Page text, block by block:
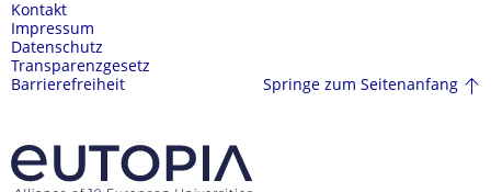
Kontakt
Impressum
Datenschutz
Transparenzgesetz
Barrierefreiheit
Springe zum Seitenanfang